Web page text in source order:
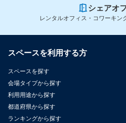
シェアオ
レンタルオフィス・コワーキン
スペースを利用する方
スペースを探す
会場タイプから探す
利用用途から探す
都道府県から探す
ランキングから探す